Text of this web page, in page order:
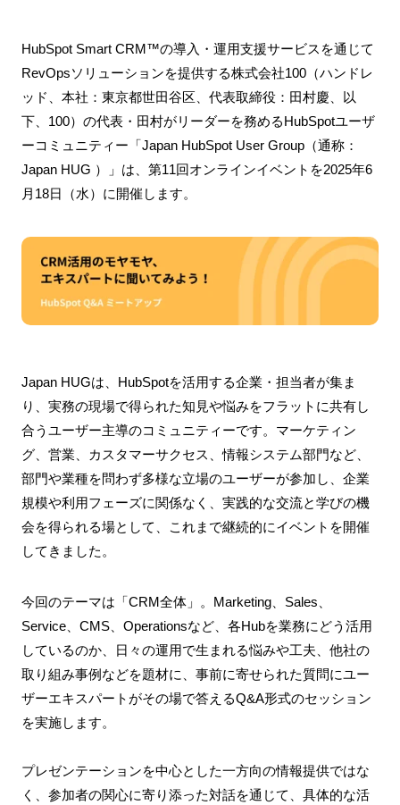
HubSpot Smart CRM™の導入・運用支援サービスを通じて
RevOpsソリューションを提供する株式会社100（ハンドレ
ッド、本社：東京都世田谷区、代表取締役：田村慶、以
下、100）の代表・田村がリーダーを務めるHubSpotユーザ
ーコミュニティー「Japan HubSpot User Group（通称：
Japan HUG ）」は、第11回オンラインイベントを2025年6
月18日（水）に開催します。
Japan HUGは、HubSpotを活用する企業・担当者が集ま
り、実務の現場で得られた知見や悩みをフラットに共有し
合うユーザー主導のコミュニティーです。マーケティン
グ、営業、カスタマーサクセス、情報システム部門など、
部門や業種を問わず多様な立場のユーザーが参加し、企業
規模や利用フェーズに関係なく、実践的な交流と学びの機
会を得られる場として、これまで継続的にイベントを開催
してきました。
今回のテーマは「CRM全体」。Marketing、Sales、
Service、CMS、Operationsなど、各Hubを業務にどう活用
しているのか、日々の運用で生まれる悩みや工夫、他社の
取り組み事例などを題材に、事前に寄せられた質問にユー
ザーエキスパートがその場で答えるQ&A形式のセッション
を実施します。
プレゼンテーションを中心とした一方向の情報提供ではな
く、参加者の関心に寄り添った対話を通じて、具体的な活